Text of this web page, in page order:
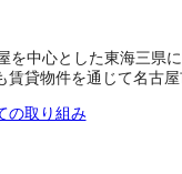
を中心とした東海三県
貸物件を通じて名古
の取り組み